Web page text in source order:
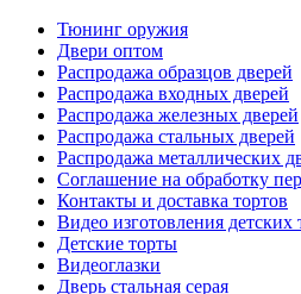
Тюнинг оружия
Двери оптом
Распродажа образцов дверей
Распродажа входных дверей
Распродажа железных дверей
Распродажа стальных дверей
Распродажа металлических
Соглашение на обработку
Контакты и доставка тортов
Видео изготовления детских
Детские торты
Видеоглазки
Дверь стальная серая